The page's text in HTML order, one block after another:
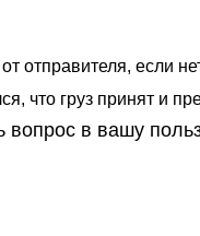
отправителя, если
что груз принят и
в вашу